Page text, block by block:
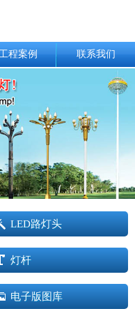
程案例 联系我们
LED路灯头
灯杆
电子版图库